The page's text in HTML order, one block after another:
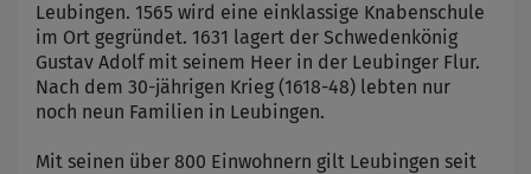
Leubingen. 1565 wird eine einklassige Knabenschule
im Ort gegründet. 1631 lagert der Schwedenkönig
Gustav Adolf mit seinem Heer in der Leubinger Flur.
Nach dem 30-jährigen Krieg (1618-48) lebten nur
noch neun Familien in Leubingen.
Mit seinen über 800 Einwohnern gilt Leubingen seit